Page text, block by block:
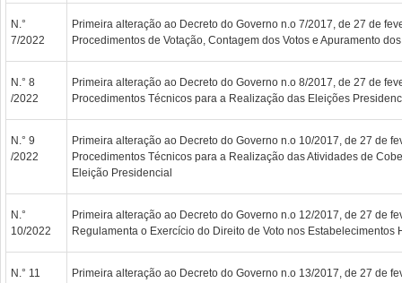
N.°
7/2022
Primeira alteração ao Decreto do Governo n.o 7/2017, de 27 de
Procedimentos de Votação, Contagem dos Votos e Apuramento
N.° 8
/2022
Primeira alteração ao Decreto do Governo n.o 8/2017, de 27 de
Procedimentos Técnicos para a Realização das Eleições
N.° 9
/2022
Primeira alteração ao Decreto do Governo n.o 10/2017, de 27 de
Procedimentos Técnicos para a Realização das Atividades de
Eleição Presidencial
N.°
10/2022
Primeira alteração ao Decreto do Governo n.o 12/2017, de 27 de
Regulamenta o Exercício do Direito de Voto nos Estabelecimentos
N.° 11
Primeira alteração ao Decreto do Governo n.o 13/2017, de 27 de